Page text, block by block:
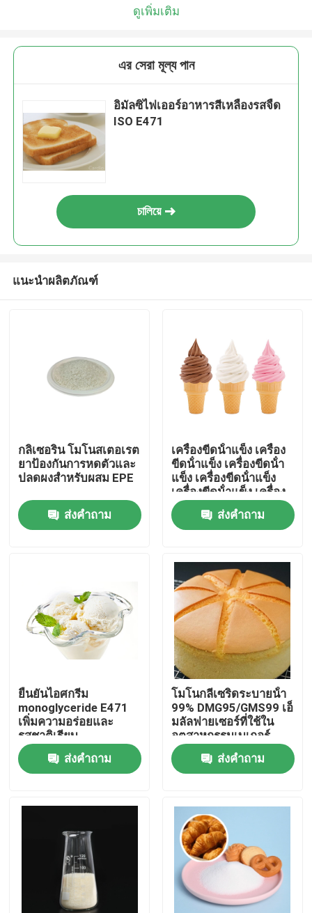
วิดีโอ
การแสดง VR
เกี่ยวกับเรา
ทัวร์โรงงาน
ควบคุมคุณภาพ
ขอใบเสนอราคา
ดูเพิ่มเติม
এর সেরা মূল্য পান
อิมัลซิไฟเออร์อาหารสีเหลืองรสจืด
ISO E471
চালিয়ে
แนะนำผลิตภัณฑ์
กลิเซอริน โมโนสเตอเรต
ยาป้องกันการหดตัวและ
ปลดผงสําหรับผสม EPE
ส่งคำถาม
เครื่องขีดน้ําแข็ง เครื่อง
ขีดน้ําแข็ง เครื่องขีดน้ํา
แข็ง เครื่องขีดน้ําแข็ง
เครื่องขีดน้ําแข็ง เครื่อง
ขีดน้ําแข็ง
ส่งคำถาม
ยืนยันไอศกรีม
monoglyceride E471
เพิ่มความอร่อยและ
รสชาติเรียบ
ส่งคำถาม
โมโนกลีเซริดระบายน้ํา
99% DMG95/GMS99 เอ็
มลัลฟายเซอร์ที่ใช้ใน
อุตสาหกรรมเบเกอร์
ส่งคำถาม